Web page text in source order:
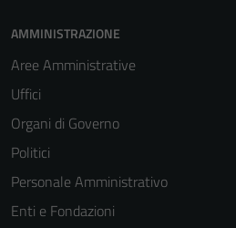
AMMINISTRAZIONE
Aree Amministrative
Uffici
Organi di Governo
Politici
Personale Amministrativo
Enti e Fondazioni